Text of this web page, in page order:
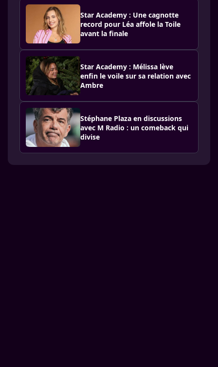
Star Academy : Une cagnotte
record pour Léa affole la Toile
avant la finale
Star Academy : Mélissa lève
enfin le voile sur sa relation avec
Ambre
Stéphane Plaza en discussions
avec M Radio : un comeback qui
divise